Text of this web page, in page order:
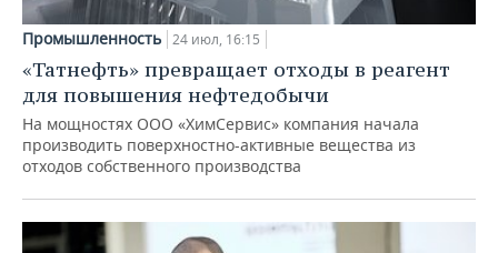
Промышленность 24 июл, 16:15
«Татнефть» превращает отходы в реагент
для повышения нефтедобычи
На мощностях ООО «ХимСервис» компания начала
производить поверхностно-активные вещества из
отходов собственного производства